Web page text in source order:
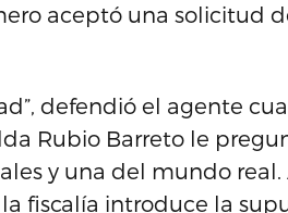
aceptó una solicitud
defendió el agente
Rubio Barreto le
y una del mundo
fiscalía introduce la